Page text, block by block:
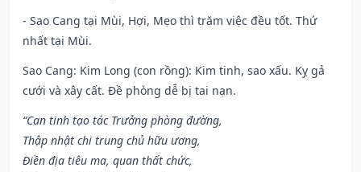
- Sao Cang tại Mùi, Hợi, Mẹo thì trăm việc đều tốt. Thứ
nhất tại Mùi.
Sao Cang: Kim Long (con rồng): Kim tinh, sao xấu. Kỵ gả
cưới và xây cất. Đề phòng dễ bị tai nạn.
“Can tinh tạo tác Trưởng phòng đường,
Thập nhật chi trung chủ hữu ương,
Điền địa tiêu ma, quan thất chức,